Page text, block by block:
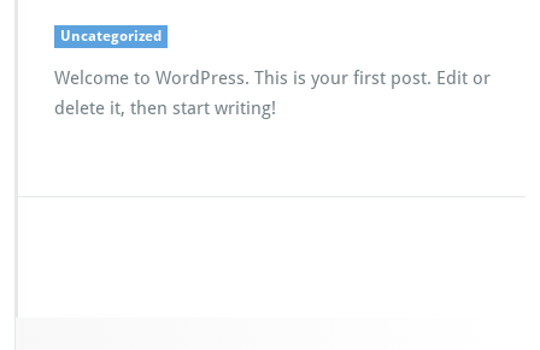
Uncategorized
Welcome to WordPress. This is your first post. Edit or
delete it, then start writing!